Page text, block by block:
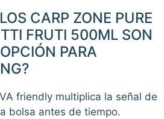
CARP ZONE PURE
FRUTI 500ML SON
PARA
friendly multiplica la señal de
bolsa antes de tiempo.